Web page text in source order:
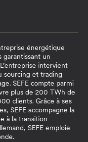
énergétique
garantissant un
intervient
sourcing et trading
SEFE compte parmi
plus de 200 TWh de
clients. Grâce à ses
SEFE accompagne la
à la transition
SEFE emploie